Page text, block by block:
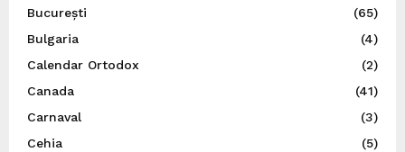
București
(65)
Bulgaria
(4)
Calendar Ortodox
(2)
Canada
(41)
Carnaval
(3)
Cehia
(5)